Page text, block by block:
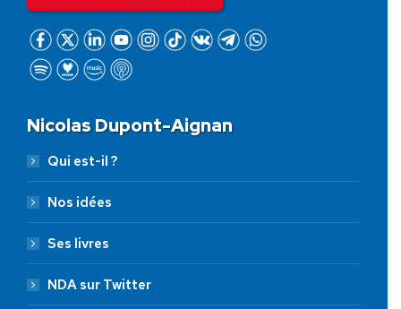
Nicolas Dupont-Aignan
Qui est-il ?
Nos idées
Ses livres
NDA sur Twitter